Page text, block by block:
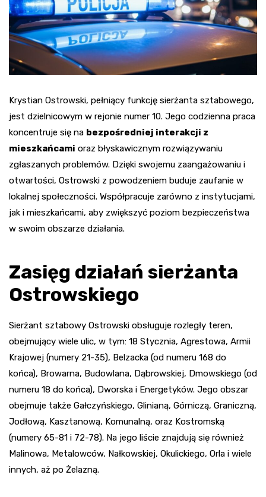
Krystian Ostrowski, pełniący funkcję sierżanta sztabowego,
jest dzielnicowym w rejonie numer 10. Jego codzienna praca
koncentruje się na bezpośredniej interakcji z
mieszkańcami oraz błyskawicznym rozwiązywaniu
zgłaszanych problemów. Dzięki swojemu zaangażowaniu i
otwartości, Ostrowski z powodzeniem buduje zaufanie w
lokalnej społeczności. Współpracuje zarówno z instytucjami,
jak i mieszkańcami, aby zwiększyć poziom bezpieczeństwa
w swoim obszarze działania.
Zasięg działań sierżanta
Ostrowskiego
Sierżant sztabowy Ostrowski obsługuje rozległy teren,
obejmujący wiele ulic, w tym: 18 Stycznia, Agrestowa, Armii
Krajowej (numery 21-35), Belzacka (od numeru 168 do
końca), Browarna, Budowlana, Dąbrowskiej, Dmowskiego (od
numeru 18 do końca), Dworska i Energetyków. Jego obszar
obejmuje także Gałczyńskiego, Glinianą, Górniczą, Graniczną,
Jodłową, Kasztanową, Komunalną, oraz Kostromską
(numery 65-81 i 72-78). Na jego liście znajdują się również
Malinowa, Metalowców, Nałkowskiej, Okulickiego, Orla i wiele
innych, aż po Żelazną.